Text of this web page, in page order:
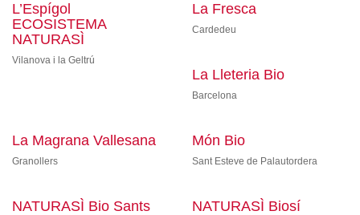
L’Espígol
ECOSISTEMA
NATURASÌ
Vilanova i la Geltrú
La Fresca
Cardedeu
La Lleteria Bio
Barcelona
La Magrana Vallesana
Granollers
Món Bio
Sant Esteve de Palautordera
NATURASÌ Bio Sants NATURASÌ Biosí